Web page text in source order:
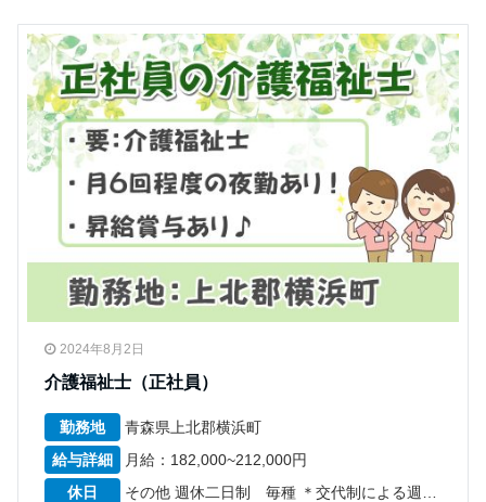
2024年8月2日
介護福祉士（正社員）
勤務地
青森県上北郡横浜町
給与詳細
月給：182,000~212,000円
休日